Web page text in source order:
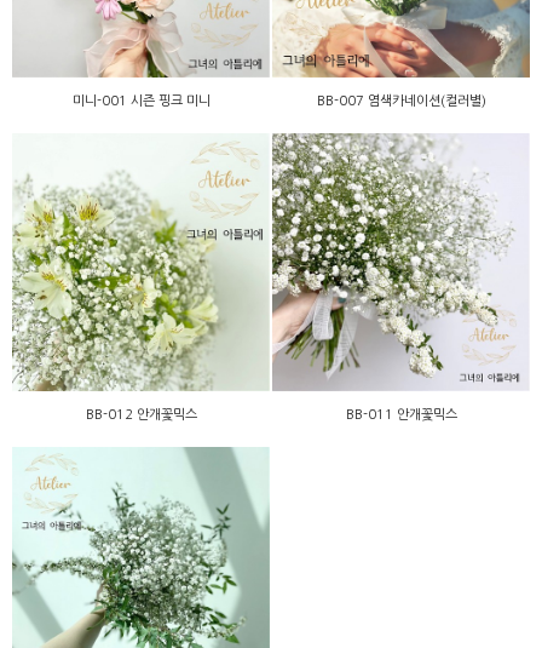
미니-001 시즌 핑크 미니 BB-007 염색카네이션(컬러별)
BB-012 안개꽃믹스
BB-012 안개꽃믹스
BB-011 안개꽃믹스
BB-011 안개꽃믹스
BB-010 안개꽃믹스